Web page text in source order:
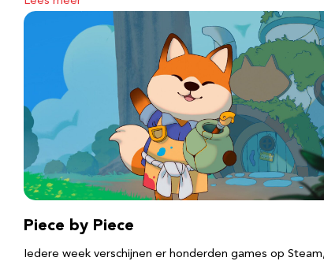
Piece by Piece
Iedere week verschijnen er honderden games op